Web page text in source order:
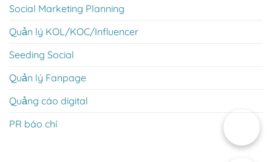
Social Marketing Planning
Quản lý KOL/KOC/Influencer
Seeding Social
Quản lý Fanpage
Quảng cáo digital
PR báo chí